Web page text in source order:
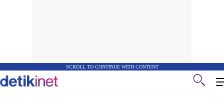
SCROLL TO CONTINUE WITH CONTENT